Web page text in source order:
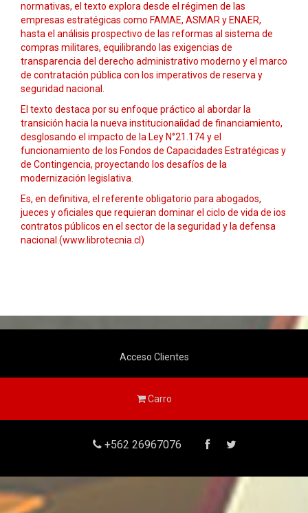
normativas, el texto explora desde el régimen de las
empresas estratégicas como FAMAE, ASMAR y ENAER,
hasta el análisis prospectivo de las reformas al sistema de
compras militares, equilibrando las exigencias de
transparencia del derecho administrativo moderno y el marco
de contratación pública con los imperativos de reserva y
seguridad nacional.
El texto destaca por su enfoque práctico al abordar la
transición hacia la nueva institucionaíidad de financiamiento,
desglosando el impacto de la Ley N°21.174 y el
funcionamiento de los Fondos de Capacidades Estratégicas y
de Contingencia, proyectando los desafíos de la
modernización legislativa.
Es, en definitiva, el referente obligatorio para abogados,
jueces y oficiales que requieran dominar el ciclo de vida de ios
contratos públicos en el sector de la seguridad y la defensa
nacional.(www.librotecnia.cl)
Acceso Clientes
Carro
+562 26967076